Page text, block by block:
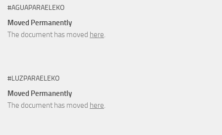
#AGUAPARAELEKO
Moved Permanently
The document has moved here.
#LUZPARAELEKO
Moved Permanently
The document has moved here.